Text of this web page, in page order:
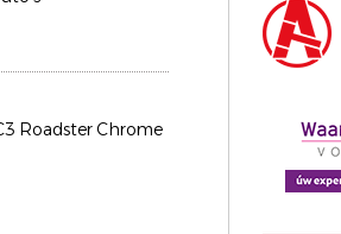
Roadster Chrome